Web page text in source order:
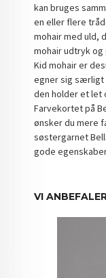
kan bruges
en eller flere
mohair med uld,
mohair udtryk
Kid mohair er
egner sig særligt
den holder et let
Farvekortet på
ønsker du mere
søstergarnet
gode
VI